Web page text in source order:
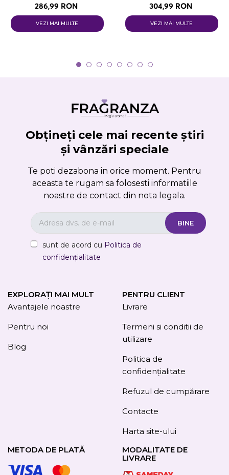
286,99 RON
VEZI MAI MULTE
304,99 RON
VEZI MAI MULTE
Obțineți cele mai recente știri
și vânzări speciale
Te poti dezabona in orice moment. Pentru
aceasta te rugam sa folosesti informatiile
noastre de contact din nota legala.
sunt de acord cu Politica de
confidențialitate
EXPLORAȚI MAI MULT
Avantajele noastre
Pentru noi
Blog
PENTRU CLIENT
Livrare
Termeni si conditii de
utilizare
Politica de
confidențialitate
Refuzul de cumpărare
Contacte
Harta site-ului
METODA DE PLATĂ
MODALITATE DE
LIVRARE